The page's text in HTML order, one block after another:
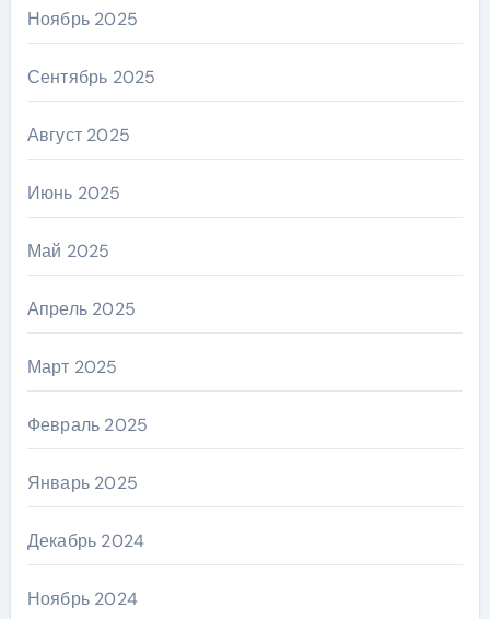
Ноябрь 2025
Сентябрь 2025
Август 2025
Июнь 2025
Май 2025
Апрель 2025
Март 2025
Февраль 2025
Январь 2025
Декабрь 2024
Ноябрь 2024